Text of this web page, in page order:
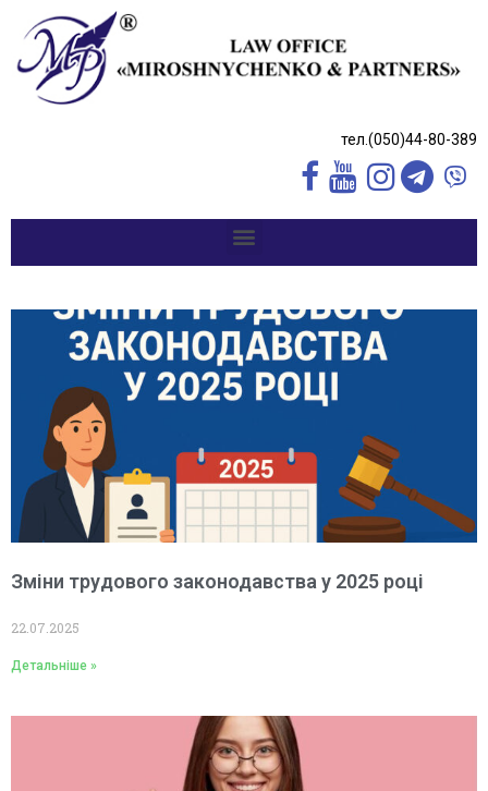
тел.(050)44-80-389
Зміни трудового законодавства у 2025 році
22.07.2025
Детальніше »